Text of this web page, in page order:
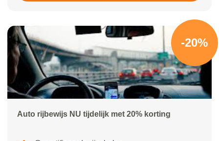
-20%
Auto rijbewijs NU tijdelijk met 20% korting